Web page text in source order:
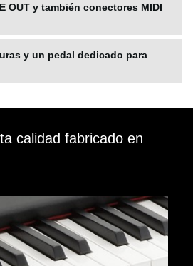
OUT y también conectores MIDI
y un pedal dedicado para
calidad fabricado en